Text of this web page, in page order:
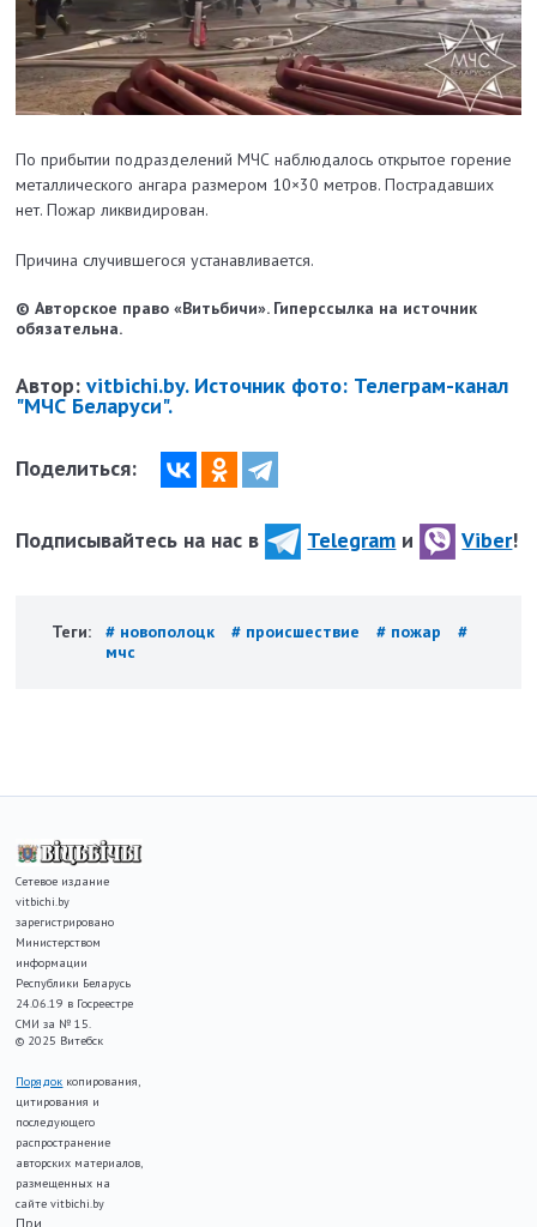
По прибытии подразделений МЧС наблюдалось открытое горение
металлического ангара размером 10×30 метров. Пострадавших
нет. Пожар ликвидирован.
Причина случившегося устанавливается.
© Авторское право «Витьбичи». Гиперссылка на источник
обязательна.
Автор:vitbichi.by. Источник фото: Телеграм-канал
"МЧС Беларуси".
Поделиться:
Подписывайтесь на нас в Telegram и Viber!
Теги: # новополоцк # происшествие # пожар
#
мчс
Сетевое издание
vitbichi.by
зарегистрировано
Министерством
информации
Республики Беларусь
24.06.19 в Госреестре
СМИ за № 15.
© 2025 Витебск
Порядок копирования,
цитирования и
последующего
распространение
авторских материалов,
размещенных на
сайте vitbichi.by
При